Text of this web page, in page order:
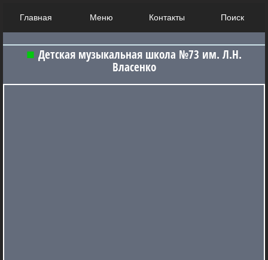
Главная Меню Контакты Поиск
Детская музыкальная школа №73 им. Л.Н.
Власенко